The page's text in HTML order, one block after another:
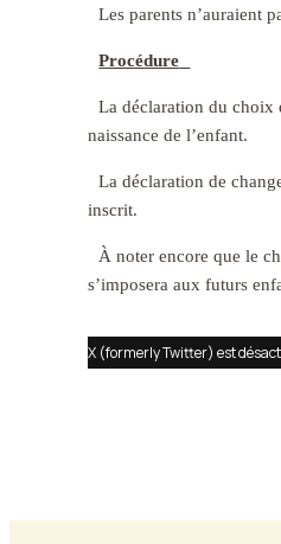
Les parents n’auraient
Procédure
La déclaration du choix
naissance de l’enfant.
La déclaration de
inscrit.
À noter encore que le
s’imposera aux futurs
X (formerly Twitter) est